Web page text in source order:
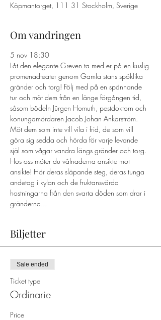
Köpmantorget, 111 31 Stockholm, Sverige
Om vandringen
5 nov 18:30
Låt den elegante Greven ta med er på en kuslig
promenadteater genom Gamla stans spöklika
gränder och torg! Följ med på en spännande
tur och möt dem från en länge förgången tid,
såsom bödeln Jürgen Homuth, pestdoktorn och
konungamördaren Jacob Johan Ankarström.
Möt dem som inte vill vila i frid, de som vill
göra sig sedda och hörda för varje levande
själ som vågar vandra längs gränder och torg.
Hos oss möter du vålnaderna ansikte mot
ansikte! Hör deras släpande steg, deras tunga
andetag i kylan och de fruktansvärda
hostningarna från den svarta döden som drar i
gränderna...
Biljetter
Sale ended
Ticket type
Ordinarie
Price